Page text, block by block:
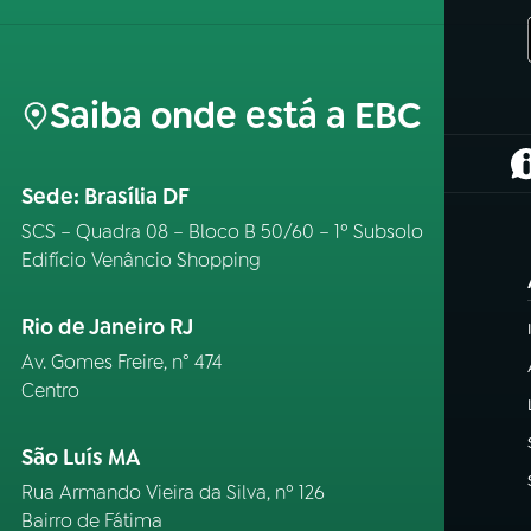
Saiba onde está a EBC
Sede: Brasília DF
SCS – Quadra 08 – Bloco B 50/60 – 1º Subsolo
Edifício Venâncio Shopping
Rio de Janeiro RJ
Av. Gomes Freire, n° 474
Centro
São Luís MA
Rua Armando Vieira da Silva, nº 126
Bairro de Fátima